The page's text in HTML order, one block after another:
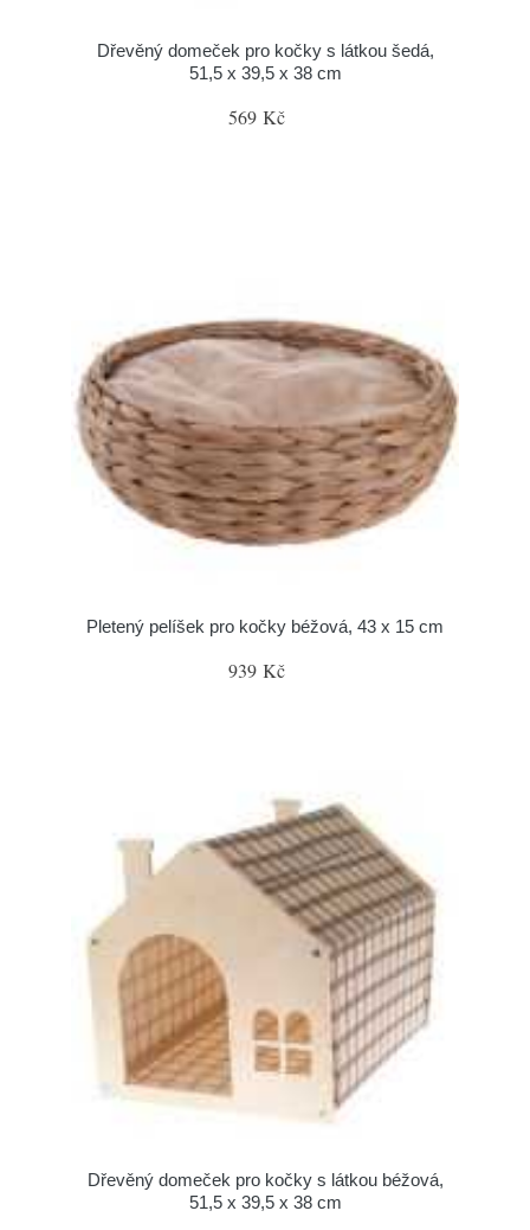
Dřevěný domeček pro kočky s látkou šedá,
51,5 x 39,5 x 38 cm
569 Kč
Pletený pelíšek pro kočky béžová, 43 x 15 cm
939 Kč
Dřevěný domeček pro kočky s látkou béžová,
51,5 x 39,5 x 38 cm